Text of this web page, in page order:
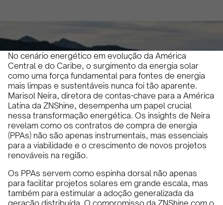
No cenário energético em evolução da América
Central e do Caribe, o surgimento da energia solar
como uma força fundamental para fontes de energia
mais limpas e sustentáveis nunca foi tão aparente.
Marisol Neira, diretora de contas-chave para a América
Latina da ZNShine, desempenha um papel crucial
nessa transformação energética. Os insights de Neira
revelam como os contratos de compra de energia
(PPAs) não são apenas instrumentais, mas essenciais
para a viabilidade e o crescimento de novos projetos
renováveis na região.
Os PPAs servem como espinha dorsal não apenas
para facilitar projetos solares em grande escala, mas
também para estimular a adoção generalizada da
geração distribuída. O compromisso da ZNShine com o